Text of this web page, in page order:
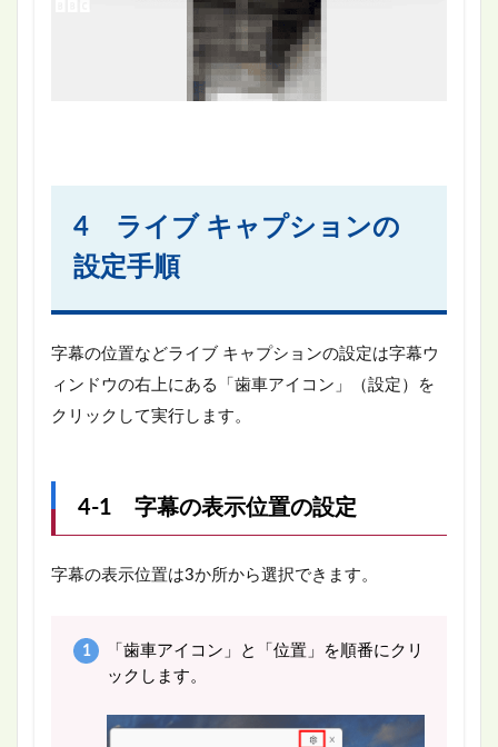
4 ライブ キャプションの
設定手順
字幕の位置などライブ キャプションの設定は字幕ウ
ィンドウの右上にある「歯車アイコン」（設定）を
クリックして実行します。
4-1 字幕の表示位置の設定
字幕の表示位置は3か所から選択できます。
「歯車アイコン」と「位置」を順番にクリ
ックします。